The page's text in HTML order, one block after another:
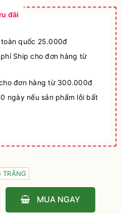
đãi
quốc 25.000đ
Ship cho đơn hàng từ
đơn hàng từ 300.000đ
ngày nếu sản phẩm lỗi bất
TRẮNG
MUA NGAY